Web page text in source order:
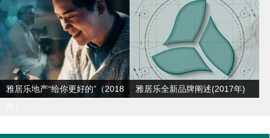
雅居乐地产“给你更好的”（2018
雅居乐全新品牌阐述(2017年)